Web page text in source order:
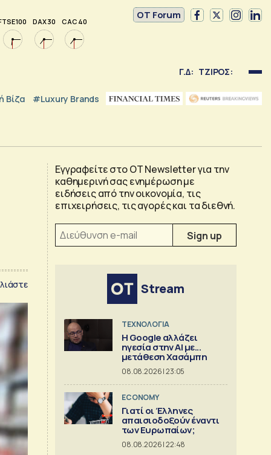
100 DAX 30 CAC 40
OT Forum
Γ.Δ: ΤΖΙΡΟΣ:
Βίζα #luxury Brands
Εγγραφείτε στο OT Newsletter για την
καθημερινή σας ενημέρωση με
ειδήσεις από την οικονομία, τις
επιχειρήσεις, τις αγορές και τα διεθνή.
Stream
ΤΕΧΝΟΛΟΓΙΑ
Η Google αλλάζει
ηγεσία στην AI με...
μετάθεση Χασάμπη
08.08.2026 | 23:05
ECONOMY
Γιατί οι Έλληνες
απαισιοδοξούν έναντι
των Ευρωπαίων;
08.08.2026 | 22:48